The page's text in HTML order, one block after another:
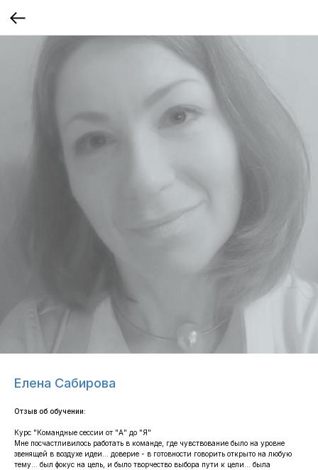
Елена Сабирова
Отзыв об обучении:
Курс "Командные сессии от "А" до "Я"
Мне посчастливилось работать в команде, где чувствование было на уровне
звенящей в воздухе идеи... доверие - в готовности говорить открыто на любую
тему... был фокус на цель, и было творчество выбора пути к цели... была